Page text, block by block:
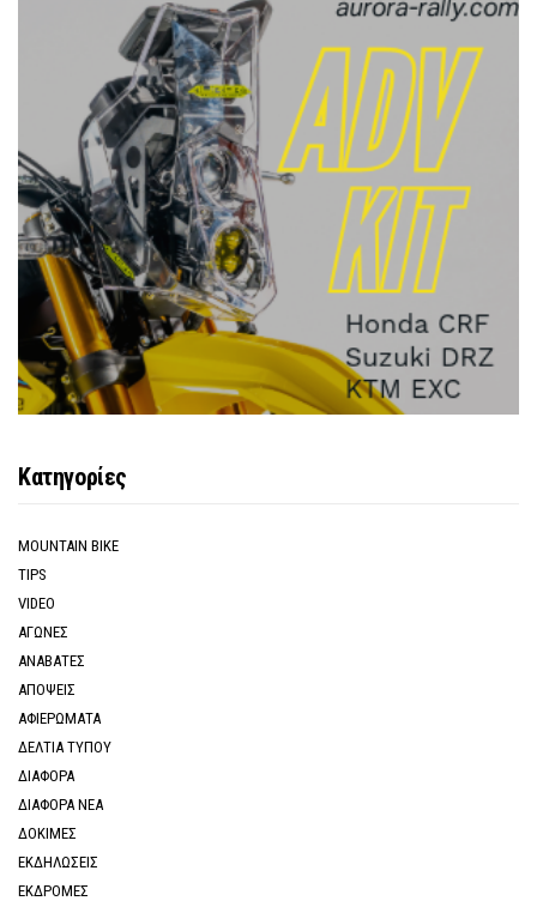
Κατηγορίες
MOUNTAIN BIKE
TIPS
VIDEO
ΑΓΩΝΕΣ
ΑΝΑΒΑΤΕΣ
ΑΠΟΨΕΙΣ
ΑΦΙΕΡΩΜΑΤΑ
ΔΕΛΤΙΑ ΤΥΠΟΥ
ΔΙΑΦΟΡΑ
ΔΙΑΦΟΡΑ ΝΕΑ
ΔΟΚΙΜΕΣ
ΕΚΔΗΛΩΣΕΙΣ
ΕΚΔΡΟΜΕΣ